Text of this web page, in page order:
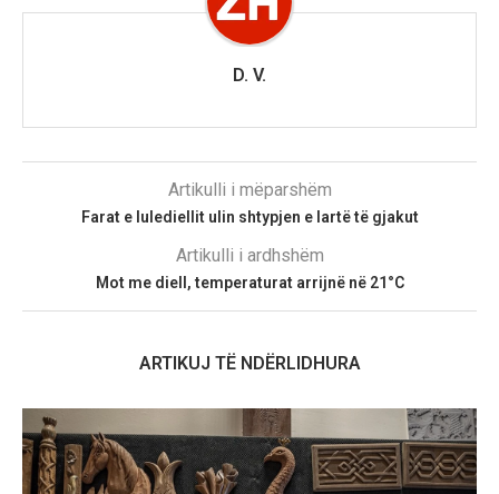
D. V.
Artikulli i mëparshëm
Farat e lulediellit ulin shtypjen e lartë të gjakut
Artikulli i ardhshëm
Mot me diell, temperaturat arrijnë në 21°C
ARTIKUJ TË NDËRLIDHURA